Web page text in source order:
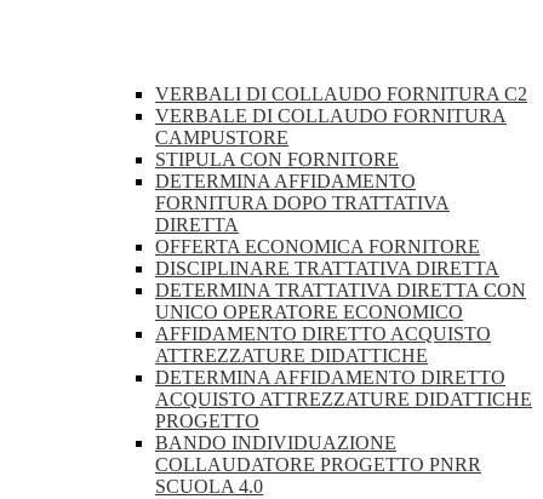
VERBALI DI COLLAUDO FORNITURA C2
VERBALE DI COLLAUDO FORNITURA
CAMPUSTORE
STIPULA CON FORNITORE
DETERMINA AFFIDAMENTO
FORNITURA DOPO TRATTATIVA
DIRETTA
OFFERTA ECONOMICA FORNITORE
DISCIPLINARE TRATTATIVA DIRETTA
DETERMINA TRATTATIVA DIRETTA CON
UNICO OPERATORE ECONOMICO
AFFIDAMENTO DIRETTO ACQUISTO
ATTREZZATURE DIDATTICHE
DETERMINA AFFIDAMENTO DIRETTO
ACQUISTO ATTREZZATURE DIDATTICHE
PROGETTO
BANDO INDIVIDUAZIONE
COLLAUDATORE PROGETTO PNRR
SCUOLA 4.0